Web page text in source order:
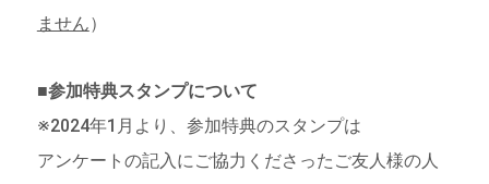
ません）
■参加特典スタンプについて
※2024年1月より、参加特典のスタンプは
アンケートの記入にご協力くださったご友人様の人